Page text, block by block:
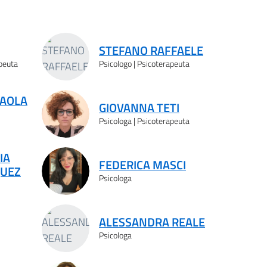
STEFANO RAFFAELE
Psicologo | Psicoterapeuta
GIOVANNA TETI
Psicologa | Psicoterapeuta
FEDERICA MASCI
Psicologa
ALESSANDRA REALE
Psicologa